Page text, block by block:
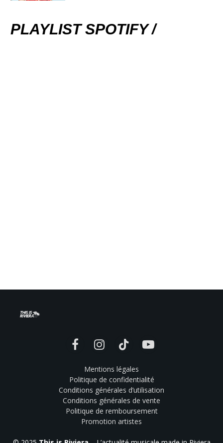
PLAYLIST SPOTIFY /
FacebookInstagramTikTok YouTube
Mentions légales
Politique de confidentialité
Conditions générales d’utilisation
Conditions générales de vente
Politique de remboursement
Promotion artistes